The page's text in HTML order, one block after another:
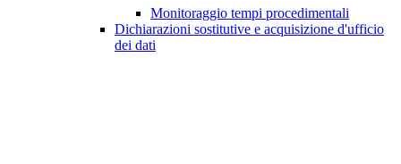
Monitoraggio tempi procedimentali
Dichiarazioni sostitutive e acquisizione d'ufficio
dei dati